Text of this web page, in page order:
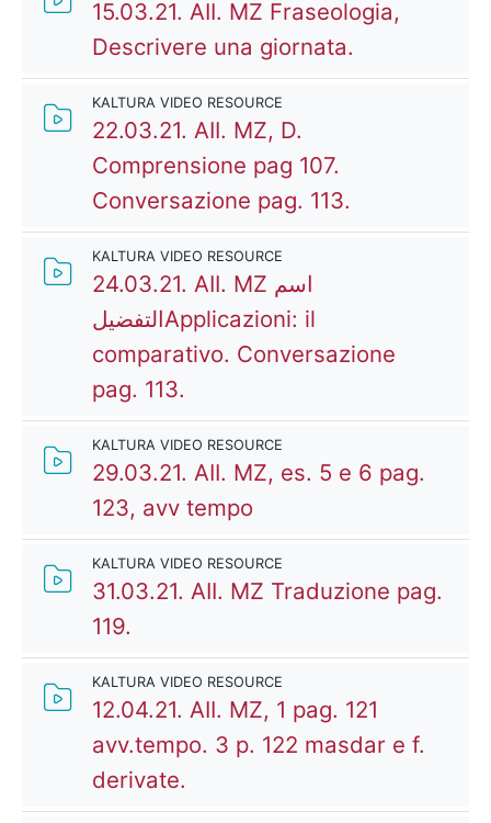
15.03.21. AII. MZ Fraseologia,
Descrivere una giornata.
KALTURA VIDEO RESOURCE
22.03.21. AII. MZ, D.
Comprensione pag 107.
Conversazione pag. 113.
KALTURA VIDEO RESOURCE
24.03.21. AII. MZ اسم
التفضيلApplicazioni: il
comparativo. Conversazione
pag. 113.
KALTURA VIDEO RESOURCE
29.03.21. AII. MZ, es. 5 e 6 pag.
123, avv tempo
KALTURA VIDEO RESOURCE
31.03.21. AII. MZ Traduzione pag.
119.
KALTURA VIDEO RESOURCE
12.04.21. AII. MZ, 1 pag. 121
avv.tempo. 3 p. 122 masdar e f.
derivate.